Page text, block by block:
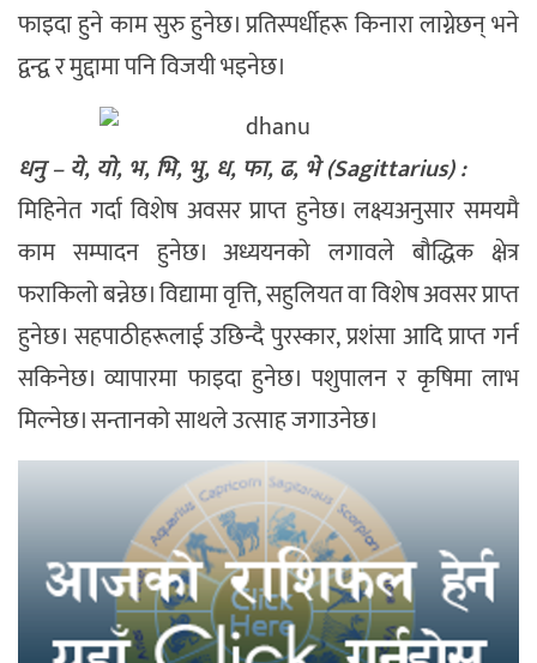
फाइदा हुने काम सुरु हुनेछ। प्रतिस्पर्धीहरू किनारा लाग्नेछन् भने
द्वन्द्व र मुद्दामा पनि विजयी भइनेछ।
धनु – ये, यो, भ, भि, भु, ध, फा, ढ, भे (Sagittarius) :
मिहिनेत गर्दा विशेष अवसर प्राप्त हुनेछ। लक्ष्यअनुसार समयमै
काम सम्पादन हुनेछ। अध्ययनको लगावले बौद्धिक क्षेत्र
फराकिलो बन्नेछ। विद्यामा वृत्ति, सहुलियत वा विशेष अवसर प्राप्त
हुनेछ। सहपाठीहरूलाई उछिन्दै पुरस्कार, प्रशंसा आदि प्राप्त गर्न
सकिनेछ। व्यापारमा फाइदा हुनेछ। पशुपालन र कृषिमा लाभ
मिल्नेछ। सन्तानको साथले उत्साह जगाउनेछ।